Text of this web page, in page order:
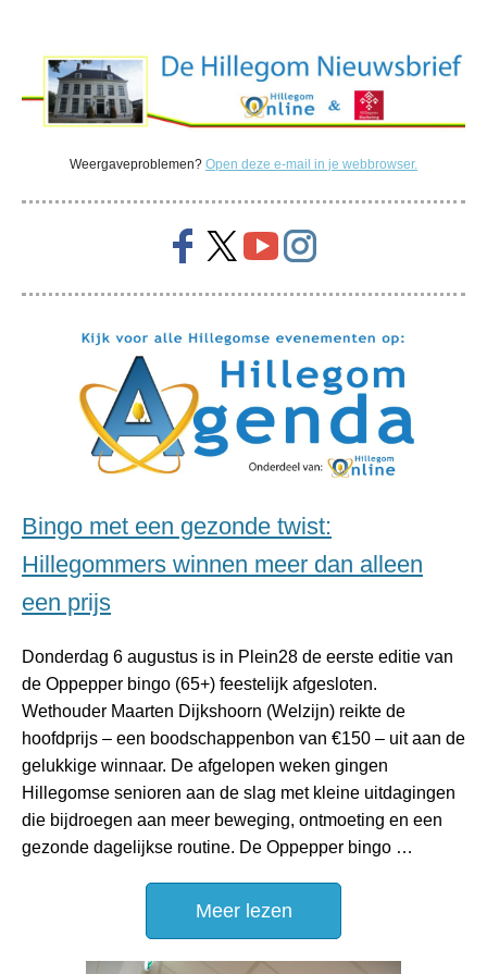
Weergaveproblemen? Open deze e-mail in je webbrowser.
Bingo met een gezonde twist:
Hillegommers winnen meer dan alleen
een prijs
Donderdag 6 augustus is in Plein28 de eerste editie van
de Oppepper bingo (65+) feestelijk afgesloten.
Wethouder Maarten Dijkshoorn (Welzijn) reikte de
hoofdprijs – een boodschappenbon van €150 – uit aan de
gelukkige winnaar. De afgelopen weken gingen
Hillegomse senioren aan de slag met kleine uitdagingen
die bijdroegen aan meer beweging, ontmoeting en een
gezonde dagelijkse routine. De Oppepper bingo …
Meer lezen